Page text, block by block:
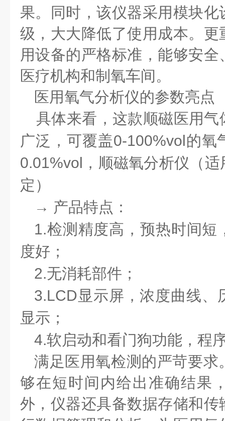
果。同时，该仪器采用模块
级，大大降低了使用成本。
用设备的严格标准，能够安
医疗机构和制氧车间。
医用氧气分析仪的参数亮点
具体来看，这款顺磁医用
广泛，可覆盖0-100%vol的氧
0.01%vol ， 顺磁氧分析仪（适
定 ）
→ 产品特点：
1.检测精度高，预热时间短
度好；
2.无消耗部件；
3.LCD显示屏，浓度曲线、
显示；
4.软启动和看门狗功能，程
满足医用氧检测的严苛要求
够在短时间内给出准确结果
外，仪器还具备数据存储和